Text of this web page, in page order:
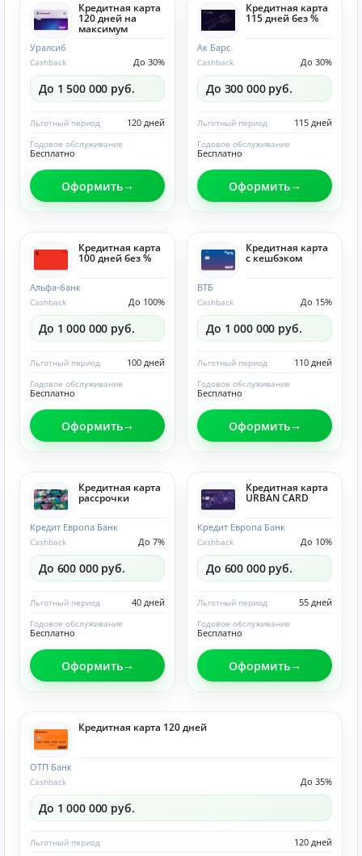
Кредитная карта
120 дней на
максимум
Уралсиб
До 30%
Cashback
До 1 500 000 руб.
120 дней
Льготный период
Бесплатно
Годовое обслуживание
Оформить
Кредитная карта
115 дней без %
Ак Барс
До 30%
Cashback
До 300 000 руб.
115 дней
Льготный период
Бесплатно
Годовое обслуживание
Оформить
Кредитная карта
100 дней без %
Альфа-банк
До 100%
Cashback
До 1 000 000 руб.
100 дней
Льготный период
Бесплатно
Годовое обслуживание
Оформить
Кредитная карта
с кешбэком
ВТБ
До 15%
Cashback
До 1 000 000 руб.
110 дней
Льготный период
Бесплатно
Годовое обслуживание
Оформить
Кредитная карта
рассрочки
Кредит Европа Банк
До 7%
Cashback
До 600 000 руб.
40 дней
Льготный период
Бесплатно
Годовое обслуживание
Оформить
Кредитная карта
URBAN CARD
Кредит Европа Банк
До 10%
Cashback
До 600 000 руб.
55 дней
Льготный период
Бесплатно
Годовое обслуживание
Оформить
Кредитная карта 120 дней
ОТП Банк
До 35%
Cashback
До 1 000 000 руб.
120 дней
Льготный период